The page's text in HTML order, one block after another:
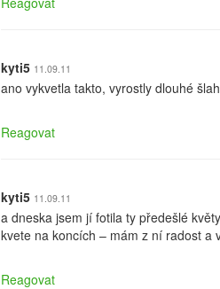
kyti5 11.09.11
ano vykvetla takto, vyrostly dlouhé
Reagovat
kyti5 11.09.11
a dneska jsem jí fotila ty předešlé
kvete na koncích – mám z ní radost a
Reagovat